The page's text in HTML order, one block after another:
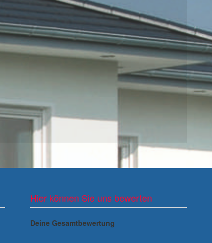
Hier können Sie uns bewerten
Deine Gesamtbewertung